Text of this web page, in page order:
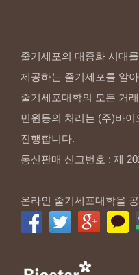
줄기세포의 대중화 시대
제공하는 줄기세포를 알
줄기세포대학의 모든 거
민원등의 처리는 (주)바
진행합니다.
통신판매 신고번호 : 제
온라인 줄기세포대학을